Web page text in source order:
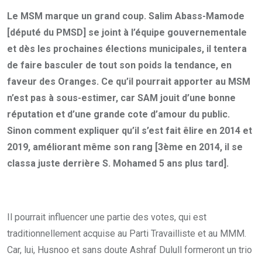
Email
Le MSM marque un grand coup. Salim Abass-Mamode
[député du PMSD] se joint à l’équipe gouvernementale
et dès les prochaines élections municipales, il tentera
de faire basculer de tout son poids la tendance, en
faveur des Oranges. Ce qu’il pourrait apporter au MSM
n’est pas à sous-estimer, car SAM jouit d’une bonne
réputation et d’une grande cote d’amour du public.
Sinon comment expliquer qu’il s’est fait êlire en 2014 et
2019, améliorant même son rang [3ème en 2014, il se
classa juste derrière S. Mohamed 5 ans plus tard].
Il pourrait influencer une partie des votes, qui est
traditionnellement acquise au Parti Travailliste et au MMM.
Car, lui, Husnoo et sans doute Ashraf Dulull formeront un trio